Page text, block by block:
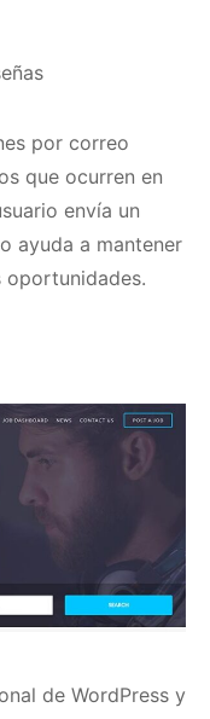
por correo
que ocurren en
envía un
ayuda a mantener
oportunidades.
de WordPress y